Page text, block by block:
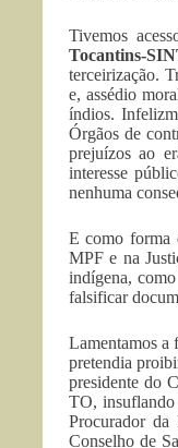
Tivemos
Tocantins-
terceirização.
e, assédio
índios.
Órgãos de
prejuízos ao
interesse
nenhuma
E como forma
MPF e na
indígena,
falsificar
Lamentamos a
pretendia
presidente do
TO, insuflando
Procurador
Conselho de